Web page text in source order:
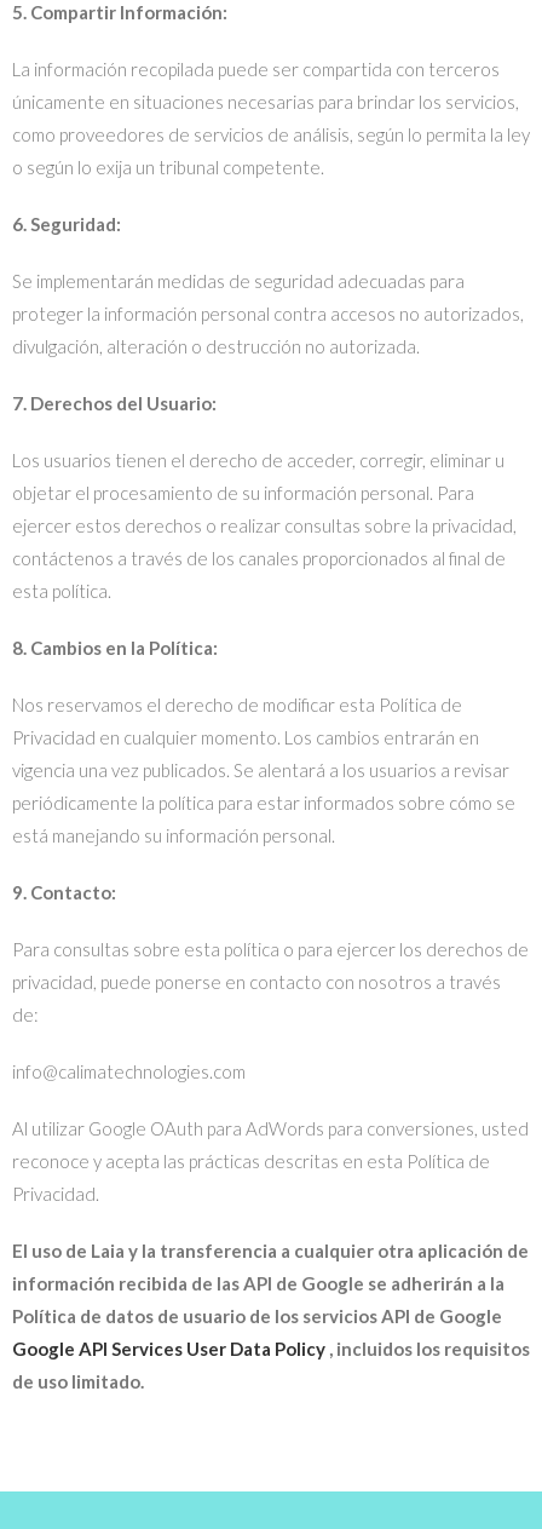
5. Compartir Información:
La información recopilada puede ser compartida con terceros
únicamente en situaciones necesarias para brindar los servicios,
como proveedores de servicios de análisis, según lo permita la ley
o según lo exija un tribunal competente.
6. Seguridad:
Se implementarán medidas de seguridad adecuadas para
proteger la información personal contra accesos no autorizados,
divulgación, alteración o destrucción no autorizada.
7. Derechos del Usuario:
Los usuarios tienen el derecho de acceder, corregir, eliminar u
objetar el procesamiento de su información personal. Para
ejercer estos derechos o realizar consultas sobre la privacidad,
contáctenos a través de los canales proporcionados al final de
esta política.
8. Cambios en la Política:
Nos reservamos el derecho de modificar esta Política de
Privacidad en cualquier momento. Los cambios entrarán en
vigencia una vez publicados. Se alentará a los usuarios a revisar
periódicamente la política para estar informados sobre cómo se
está manejando su información personal.
9. Contacto:
Para consultas sobre esta política o para ejercer los derechos de
privacidad, puede ponerse en contacto con nosotros a través
de:
info@calimatechnologies.com
Al utilizar Google OAuth para AdWords para conversiones, usted
reconoce y acepta las prácticas descritas en esta Política de
Privacidad.
El uso de Laia y la transferencia a cualquier otra aplicación de
información recibida de las API de Google se adherirán a la
Política de datos de usuario de los servicios API de Google
Google API Services User Data Policy , incluidos los requisitos
de uso limitado.